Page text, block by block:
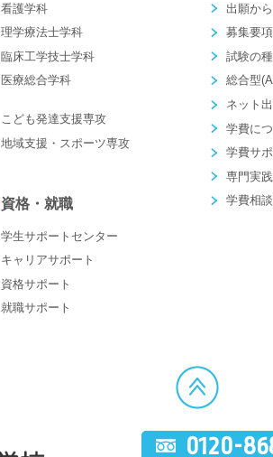
看護学科
理学療法士学科
臨床工学技士学科
医療総合学科
こども発達支援専攻
地域支援・スポーツ専攻
資格・就職
学生サポートセンター
キャリアサポート
資格サポート
就職サポート
出願か
募集要項
試験の
総合型
ネット
学費に
学費サ
専門実
学費相
0120-